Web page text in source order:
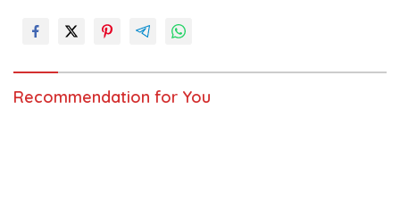
Recommendation for You